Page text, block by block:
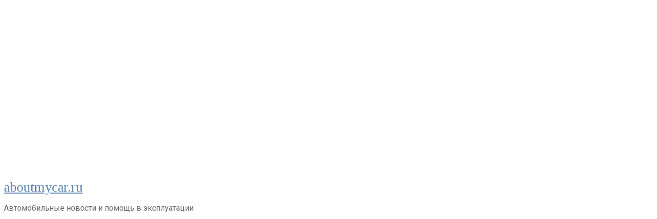
Перейти
к
контенту
aboutmycar.ru
Автомобильные новости и помощь в эксплуатации